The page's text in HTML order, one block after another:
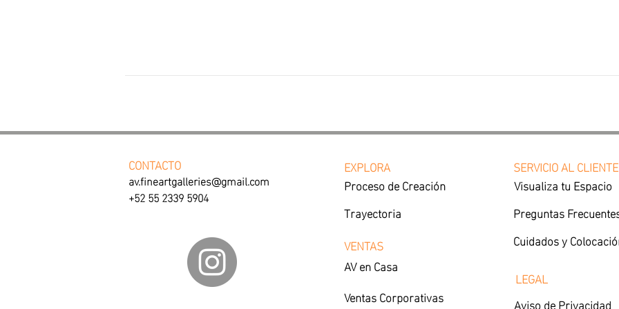
CONTACTO
av.fineartgalleries@gmail.com
+52 55 2339 5904
EXPLORA
Proceso de Creación
Trayectoria
VENTAS
AV en Casa
Ventas Corporativas
SERVICIO AL CLIENTE
Visualiza tu Espacio
Preguntas
Cuidados y
LEGAL
Aviso de Privacidad